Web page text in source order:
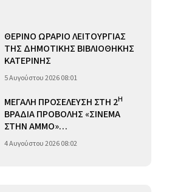
ΘΕΡΙΝΟ ΩΡΑΡΙΟ ΛΕΙΤΟΥΡΓΙΑΣ
ΤΗΣ ΔΗΜΟΤΙΚΗΣ ΒΙΒΛΙΟΘΗΚΗΣ
ΚΑΤΕΡΙΝΗΣ
5 Αυγούστου 2026 08:01
ΜΕΓΑΛΗ ΠΡΟΣΕΛΕΥΣΗ ΣΤΗ 2Η
ΒΡΑΔΙΑ ΠΡΟΒΟΛΗΣ «ΣΙΝΕΜΑ
ΣΤΗΝ ΑΜΜΟ»…
4 Αυγούστου 2026 08:02